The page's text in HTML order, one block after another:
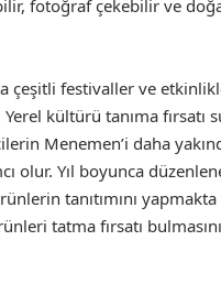
fotoğraf çekebilir ve
çeşitli festivaller ve
kültürü tanıma fırsatı
Menemen’i daha
olur. Yıl boyunca
tanıtımını yapmakta
tatma fırsatı bulmasını